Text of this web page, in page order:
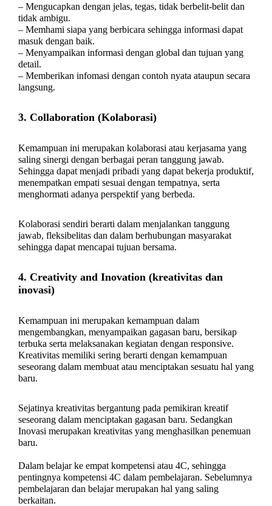
– Mengucapkan dengan jelas, tegas, tidak berbelit-belit dan
tidak ambigu.
– Memhami siapa yang berbicara sehingga informasi dapat
masuk dengan baik.
– Menyampaikan informasi dengan global dan tujuan yang
detail.
– Memberikan infomasi dengan contoh nyata ataupun secara
langsung.
3. Collaboration (Kolaborasi)
Kemampuan ini merupakan kolaborasi atau kerjasama yang
saling sinergi dengan berbagai peran tanggung jawab.
Sehingga dapat menjadi pribadi yang dapat bekerja produktif,
menempatkan empati sesuai dengan tempatnya, serta
menghormati adanya perspektif yang berbeda.
Kolaborasi sendiri berarti dalam menjalankan tanggung
jawab, fleksibelitas dan dalam berhubungan masyarakat
sehingga dapat mencapai tujuan bersama.
4. Creativity and Inovation (kreativitas dan
inovasi)
Kemampuan ini merupakan kemampuan dalam
mengembangkan, menyampaikan gagasan baru, bersikap
terbuka serta melaksanakan kegiatan dengan responsive.
Kreativitas memiliki sering berarti dengan kemampuan
seseorang dalam membuat atau menciptakan sesuatu hal yang
baru.
Sejatinya kreativitas bergantung pada pemikiran kreatif
seseorang dalam menciptakan gagasan baru. Sedangkan
Inovasi merupakan kreativitas yang menghasilkan penemuan
baru.
Dalam belajar ke empat kompetensi atau 4C, sehingga
pentingnya kompetensi 4C dalam pembelajaran. Sebelumnya
pembelajaran dan belajar merupakan hal yang saling
berkaitan.